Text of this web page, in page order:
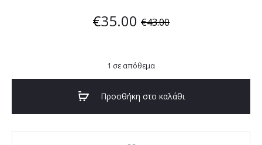
€43.00
€35.00
1 σε απόθεμα
Προσθήκη στο καλάθι